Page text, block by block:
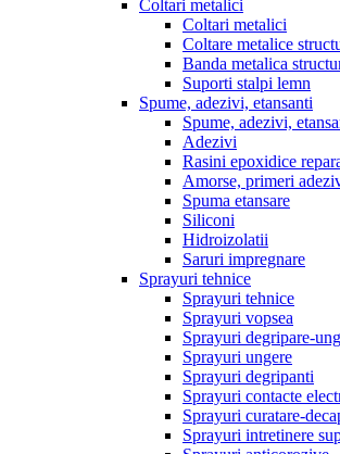
Coltari metalici
Coltari metalici
Coltare metalice
Banda metalica
Suporti stalpi lemn
Spume, adezivi, etansanti
Spume, adezivi,
Adezivi
Rasini epoxidice
Amorse, primeri
Spuma etansare
Siliconi
Hidroizolatii
Saruri impregnare
Sprayuri tehnice
Sprayuri tehnice
Sprayuri vopsea
Sprayuri degripare-
Sprayuri ungere
Sprayuri degripanti
Sprayuri contacte
Sprayuri curatare-
Sprayuri intretinere